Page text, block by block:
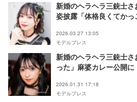
新婚のヘラヘラ三銃士
姿披露「体格良くてか
2026.03.27 13:05
モデルプレス
新婚のヘラヘラ三銃士
った」麻婆カレー公開
2026.01.31 17:18
モデルプレス